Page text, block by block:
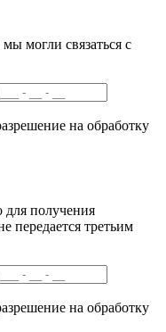
могли связаться с
на обработку
получения
передается третьим
на обработку